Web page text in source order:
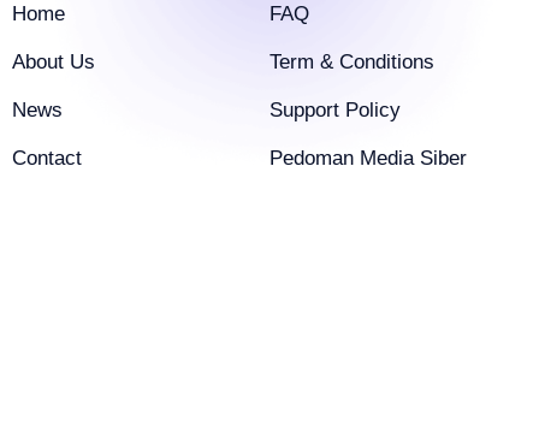
Home
About Us
News
Contact
FAQ
Term & Conditions
Support Policy
Pedoman Media Siber